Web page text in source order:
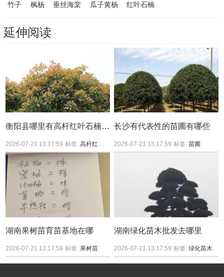
竹子
枫杨 垂丝海棠 瓜子黄杨 红叶石楠
延伸阅读
衡阳县哪里有高杆红叶石楠买？
2026-07-21 13:17:59 标签:高杆红叶石楠
长沙有代表性的苗圃有哪些
2026-07-21 13:17:59 标签:苗圃
湖南果树苗育苗基地在哪
2026-07-21 13:17:59 标签:果树苗
湖南绿化苗木批发去哪里
2026-07-21 13:17:59 标签:绿化苗木